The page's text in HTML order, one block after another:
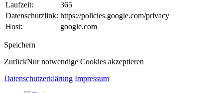
Laufzeit:
365
Datenschutzlink: https://policies.google.com/privacy
Host:
google.com
Speichern
ZurückNur notwendige Cookies akzeptieren
Datenschutzerklärung Impressum